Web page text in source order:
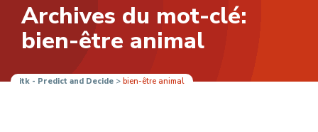
Archives du mot-clé:
bien-être animal
itk - Predict and Decide > bien-être animal